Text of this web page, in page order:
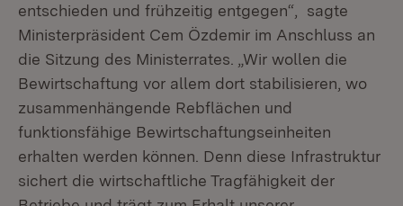
entschieden und frühzeitig entgegen“, sagte
Ministerpräsident Cem Özdemir im Anschluss an
die Sitzung des Ministerrates. „Wir wollen die
Bewirtschaftung vor allem dort stabilisieren, wo
zusammenhängende Rebflächen und
funktionsfähige Bewirtschaftungseinheiten
erhalten werden können. Denn diese Infrastruktur
sichert die wirtschaftliche Tragfähigkeit der